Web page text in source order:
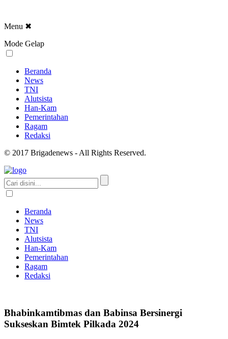
Menu ✖
Mode Gelap
Beranda
News
TNI
Alutsista
Han-Kam
Pemerintahan
Ragam
Redaksi
© 2017 Brigadenews - All Rights Reserved.
Beranda
News
TNI
Alutsista
Han-Kam
Pemerintahan
Ragam
Redaksi
Bhabinkamtibmas dan Babinsa Bersinergi
Sukseskan Bimtek Pilkada 2024